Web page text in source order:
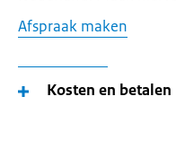
Afspraak maken
Kosten en betalen